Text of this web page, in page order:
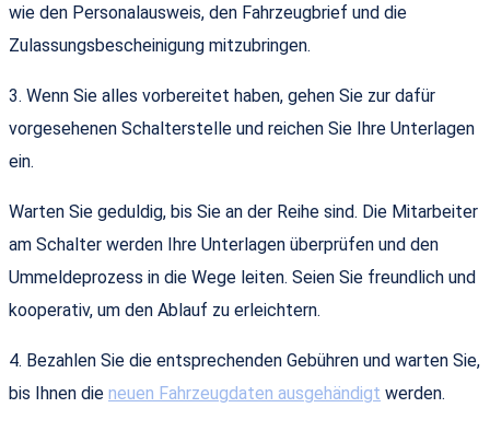
wie den Personalausweis, den Fahrzeugbrief und die
Zulassungsbescheinigung mitzubringen.
3. Wenn Sie alles vorbereitet haben, gehen Sie zur dafür
vorgesehenen Schalterstelle und reichen Sie Ihre Unterlagen
ein.
Warten Sie geduldig, bis Sie an der Reihe sind. Die Mitarbeiter
am Schalter werden Ihre Unterlagen überprüfen und den
Ummeldeprozess in die Wege leiten. Seien Sie freundlich und
kooperativ, um den Ablauf zu erleichtern.
4. Bezahlen Sie die entsprechenden Gebühren und warten Sie,
bis Ihnen die neuen Fahrzeugdaten ausgehändigt werden.